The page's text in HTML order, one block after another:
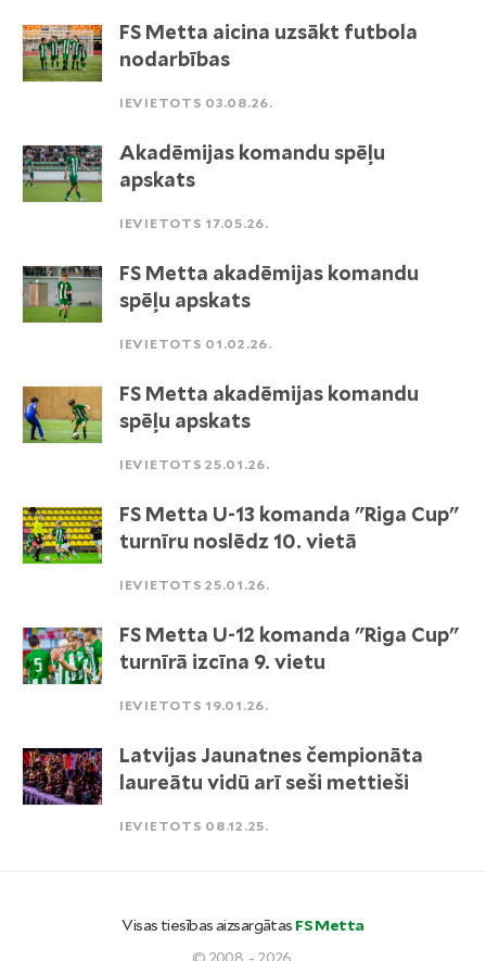
FS Metta aicina uzsākt futbola
nodarbības
IEVIETOTS 03.08.26.
Akadēmijas komandu spēļu
apskats
IEVIETOTS 17.05.26.
FS Metta akadēmijas komandu
spēļu apskats
IEVIETOTS 01.02.26.
FS Metta akadēmijas komandu
spēļu apskats
IEVIETOTS 25.01.26.
FS Metta U-13 komanda "Riga Cup"
turnīru noslēdz 10. vietā
IEVIETOTS 25.01.26.
FS Metta U-12 komanda "Riga Cup"
turnīrā izcīna 9. vietu
IEVIETOTS 19.01.26.
Latvijas Jaunatnes čempionāta
laureātu vidū arī seši mettieši
IEVIETOTS 08.12.25.
Visas tiesības aizsargātas FS Metta